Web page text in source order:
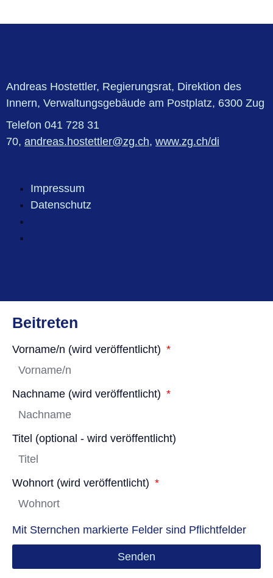
Andreas Hostettler, Regierungsrat, Direktion des
Innern, Verwaltungsgebäude am Postplatz, 6300 Zug
Telefon 041 728 31
70, andreas.hostettler@zg.ch, www.zg.ch/di
Impressum
Datenschutz
Beitreten
Vorname/n (wird veröffentlicht)
Nachname (wird veröffentlicht)
Titel (optional - wird veröffentlicht)
Wohnort (wird veröffentlicht)
Mit Sternchen markierte Felder sind Pflichtfelder
Senden